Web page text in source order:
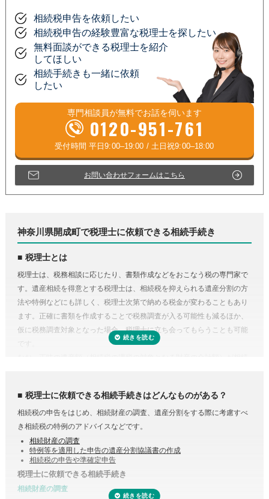
相続税申告を依頼したい
相続税申告の経験豊富な税理士を探したい
無料面談ができる税理士を紹介
してほしい
相続手続きも一緒に依頼
したい
専門相談員が無料でお話を伺います
0120-951-761
お問い合わせフォームはこちら
神奈川県開成町で税理士に依頼できる相続手続き
税理士とは
税理士は、税務相談に応じたり、書類作成などをおこなう税の専門家で
す。遺産相続を得意とする税理士は、相続税を抑えられる遺産分割の方
法や特例などにも詳しく、税理士次第で納める税金が変わることもあり
ます。正確に書類を作成することで税務調査が入る可能性も減るほか、
仮に税務調査対象となった場合、税理士に立ち会ってもらうことも可能
です。
税理士に依頼できる相続手続きはどんなものがある？
相続税の申告をはじめ、相続財産の調査、遺産分割をする際に考慮すべ
き相続税の特例のアドバイスなどです。
相続財産の調査
特例等を適用した申告の遺産分割協議書の作成
相続税の申告や準確定申告
税理士に依頼できる相続手続き
相続財産の調査